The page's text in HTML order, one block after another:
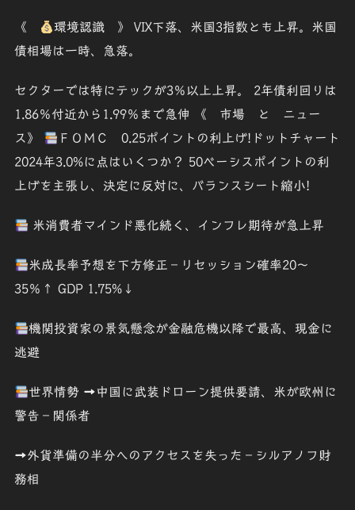
《
環境認識 》 VIX下落、米国3指数とも上昇。米国
債相場は一時、急落。
セクターでは特にテックが3％以上上昇。 2年債利回りは
1.86％付近から1.99％まで急伸 《 市場 と ニュー
ス》
ＦＯＭＣ 0.25ポイントの利上げ!ドットチャート
2024年3.0%に点はいくつか？ 50ベーシスポイントの利
上げを主張し、決定に反対に、バランスシート縮小!
米消費者マインド悪化続く、インフレ期待が急上昇
米成長率予想を下方修正－リセッション確率20～
35％↑ GDP 1.75%↓
機関投資家の景気懸念が金融危機以降で最高、現金に
逃避
世界情勢 ➡中国に武装ドローン提供要請、米が欧州に
警告－関係者
➡外貨準備の半分へのアクセスを失った－シルアノフ財
務相